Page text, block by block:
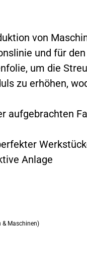
von
und für
um die
zu erhöhen,
aufgebrachten
Anlage
& Maschinen)